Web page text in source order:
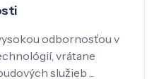
odbornosťou v
vrátane
služieb ...